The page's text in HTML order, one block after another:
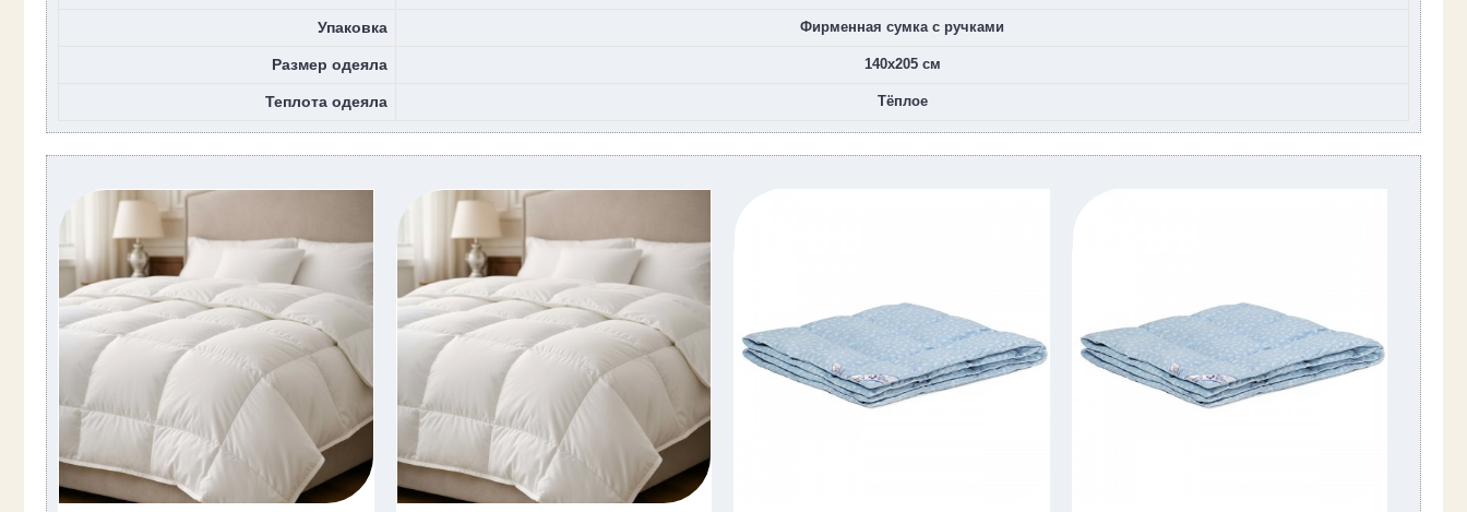
Упаковка Фирменная сумка с ручками
Размер одеяла 140х205 см
Теплота одеяла Тёплое